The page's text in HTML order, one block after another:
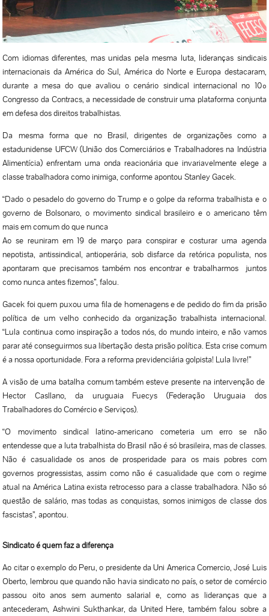
Com idiomas diferentes, mas unidas pela mesma luta, lideranças sindicais
internacionais da América do Sul, América do Norte e Europa destacaram,
durante a mesa do que avaliou o cenário sindical internacional no 10º
Congresso da Contracs, a necessidade de construir uma plataforma conjunta
em defesa dos direitos trabalhistas.
Da mesma forma que no Brasil, dirigentes de organizações como a
estadunidense UFCW (União dos Comerciários e Trabalhadores na Indústria
Alimentícia) enfrentam uma onda reacionária que invariavelmente elege a
classe trabalhadora como inimiga, conforme apontou Stanley Gacek.
“Dado o pesadelo do governo do Trump e o golpe da reforma trabalhista e o
governo de Bolsonaro, o movimento sindical brasileiro e o americano têm
mais em comum do que nunca
Ao se reuniram em 19 de março para conspirar e costurar uma agenda
nepotista, antissindical, antioperária, sob disfarce da retórica populista, nos
apontaram que precisamos também nos encontrar e trabalharmos juntos
como nunca antes fizemos”, falou.
Gacek foi quem puxou uma fila de homenagens e de pedido do fim da prisão
política de um velho conhecido da organização trabalhista internacional.
“Lula continua como inspiração a todos nós, do mundo inteiro, e não vamos
parar até conseguirmos sua libertação desta prisão política. Esta crise comum
é a nossa oportunidade. Fora a reforma previdenciária golpista! Lula livre!”
A visão de uma batalha comum também esteve presente na intervenção de
Hector Casllano, da uruguaia Fuecys (Federação Uruguaia dos
Trabalhadores do Comércio e Serviços).
“O movimento sindical latino-americano cometeria um erro se não
entendesse que a luta trabalhista do Brasil não é só brasileira, mas de classes.
Não é casualidade os anos de prosperidade para os mais pobres com
governos progressistas, assim como não é casualidade que com o regime
atual na América Latina exista retrocesso para a classe trabalhadora. Não só
questão de salário, mas todas as conquistas, somos inimigos de classe dos
fascistas”, apontou.
Sindicato é quem faz a diferença
Ao citar o exemplo do Peru, o presidente da Uni America Comercio, José Luis
Oberto, lembrou que quando não havia sindicato no país, o setor de comércio
passou oito anos sem aumento salarial e, como as lideranças que a
antecederam, Ashwini Sukthankar, da United Here, também falou sobre a